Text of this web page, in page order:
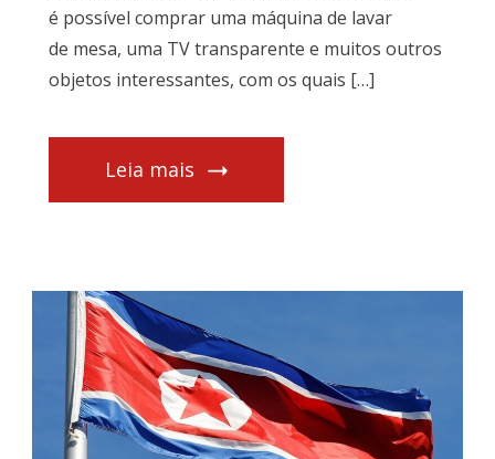
é possível comprar uma máquina de lavar
de mesa, uma TV transparente e muitos outros
objetos interessantes, com os quais […]
Leia mais